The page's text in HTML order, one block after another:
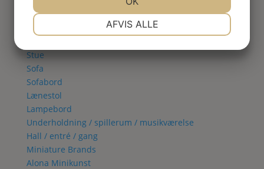
Vitrineskab
Spisebord
Stue
Sofa
Sofabord
Lænestol
Lampebord
Underholdning / spillerum / musikværelse
Hall / entré / gang
Miniature Brands
Alona Minikunst
AFVIS ALLE